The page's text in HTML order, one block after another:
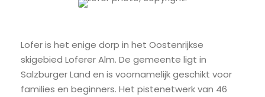
Lofer is het enige dorp in het Oostenrijkse
skigebied Loferer Alm. De gemeente ligt in
Salzburger Land en is voornamelijk geschikt voor
families en beginners. Het pistenetwerk van 46